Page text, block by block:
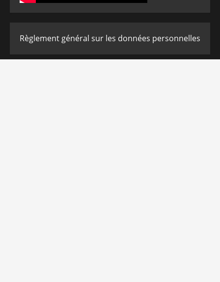
Règlement général sur les données personnelles